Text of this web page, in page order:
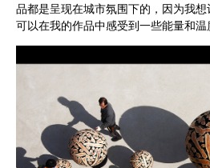
品都是呈现在城市氛围下的，因为我
可以在我的作品中感受到一些能量和温